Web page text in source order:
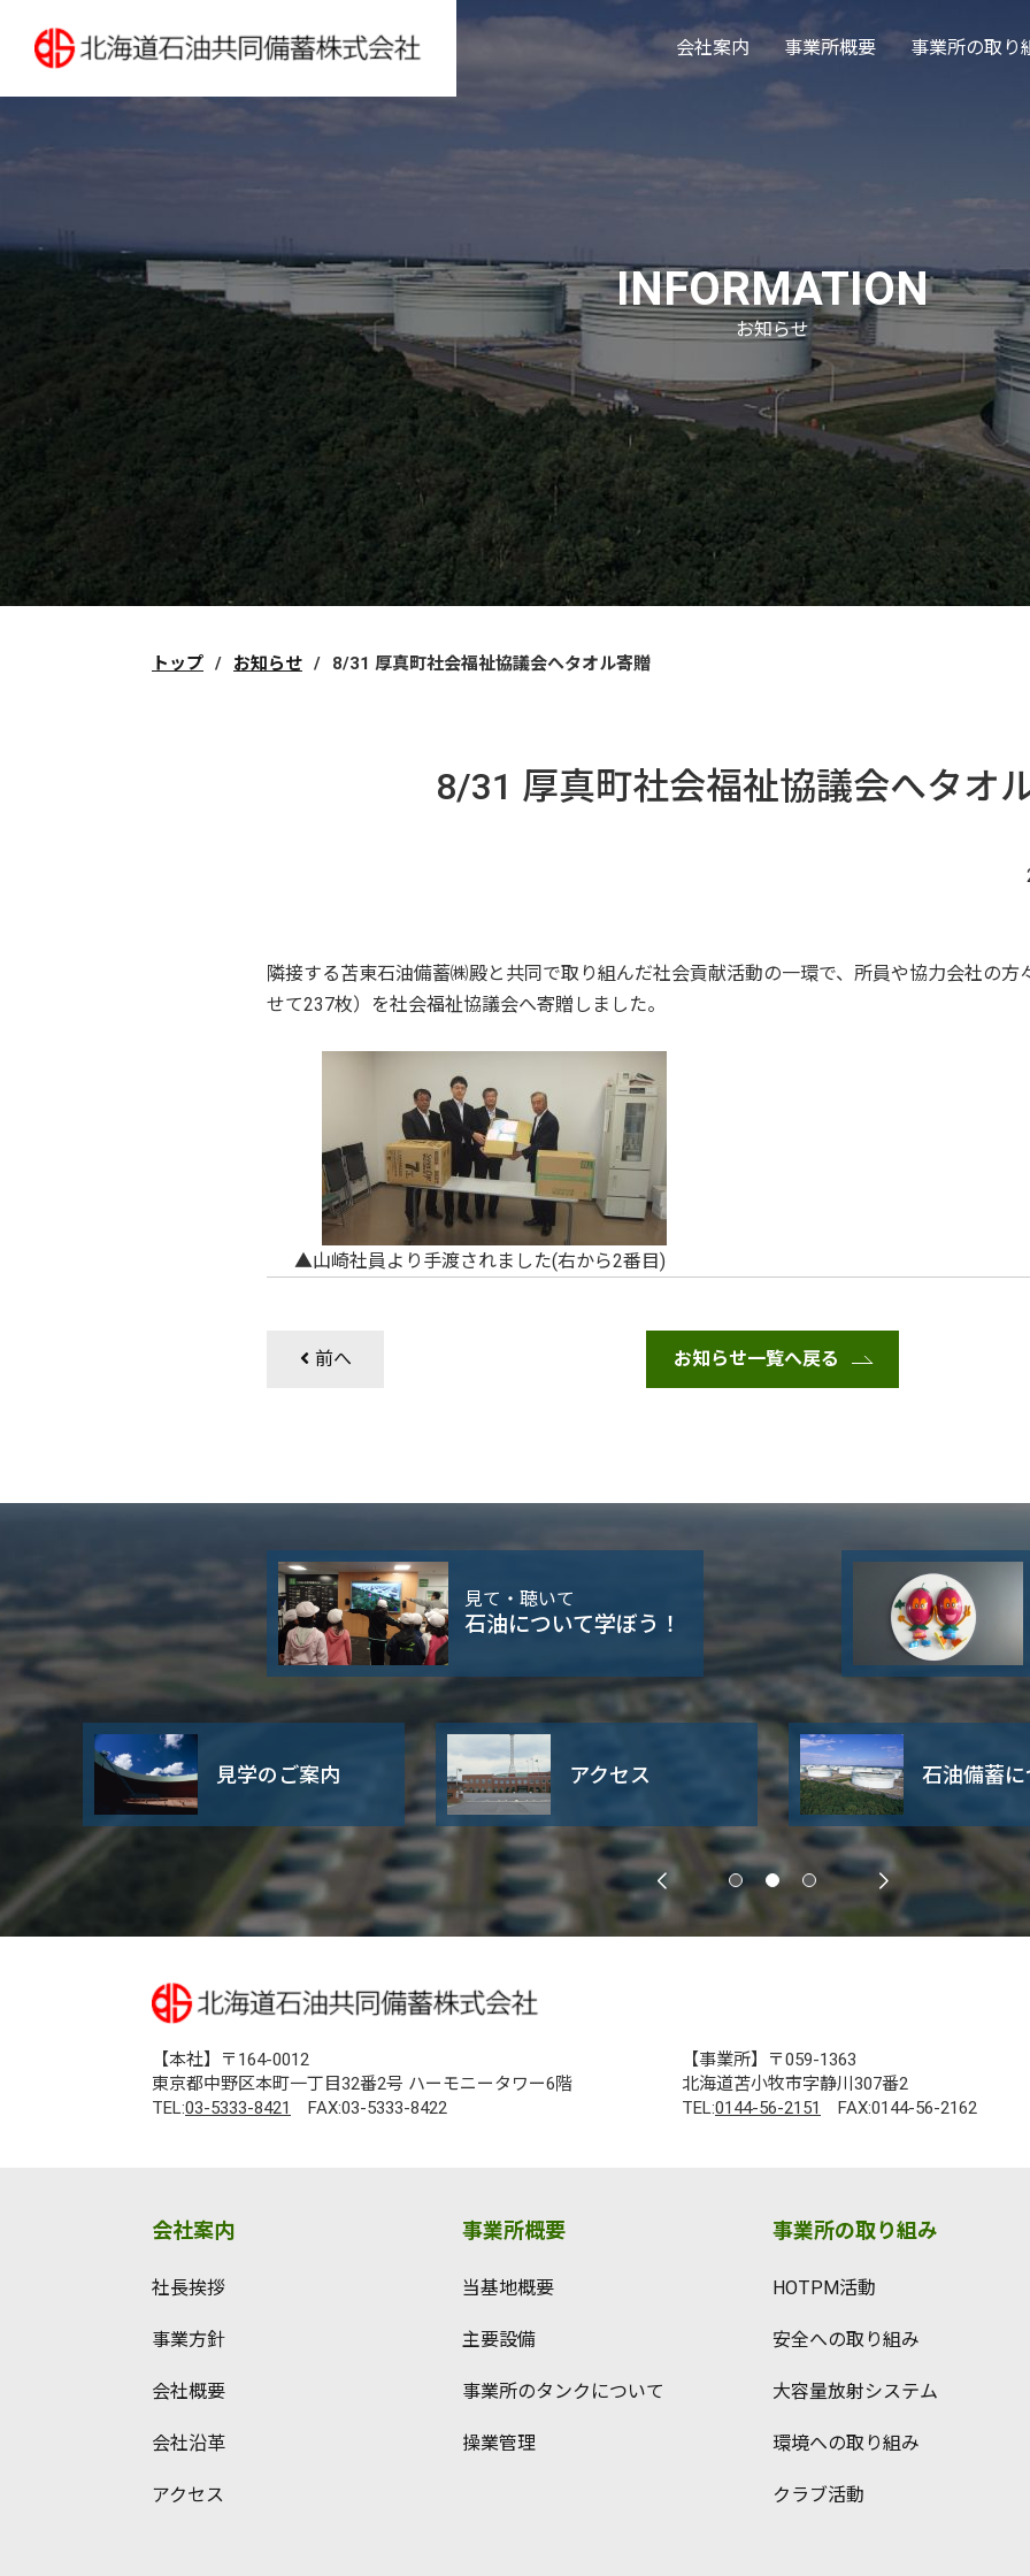
会社案内 事業所概要 事業所の取り
INFORMATION
お知らせ
トップ お知らせ 8/31 厚真町社会福祉協議会へタオル寄贈
8/31 厚真町社会福祉協議会へタオ
隣接する苫東石油備蓄㈱殿と共同で取り組んだ社会貢献活動の一環で、所員や協力会社の
せて237枚）を社会福祉協議会へ寄贈しました。
▲山崎社員より手渡されました(右から2番目)
前へ お知らせ一覧へ戻る
見て・聴いて
石油について学ぼう！
見学のご案内 アクセス 石油備蓄に
【本社】〒164-0012
東京都中野区本町一丁目32番2号 ハーモニータワー6階
TEL:03-5333-8421 FAX:03-5333-8422
【事業所】〒059-1363
北海道苫小牧市字静川307番2
TEL:0144-56-2151 FAX:0144-56-2162
会社案内
社長挨拶
事業方針
会社概要
会社沿革
アクセス
事業所概要
当基地概要
主要設備
事業所のタンクについて
操業管理
事業所の取り組み
HOTPM活動
安全への取り組み
大容量放射システム
環境への取り組み
クラブ活動